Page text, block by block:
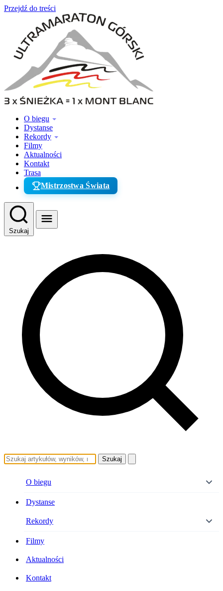
Przejdź do treści
O biegu
Dystanse
Rekordy
Filmy
Aktualności
Kontakt
Trasa
Mistrzostwa Świata
Szukaj
Szukaj
O biegu
Dystanse
Rekordy
Filmy
Aktualności
Kontakt